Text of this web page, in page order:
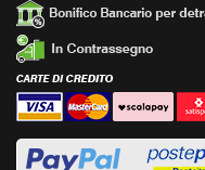
LAVORAZIONI
EXTRA
associate
battiscopa
PEZZI
articolo